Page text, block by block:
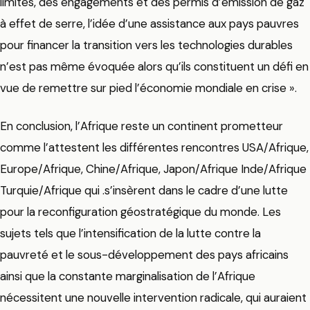
à effet de serre, l’idée d’une assistance aux pays pauvres
pour financer la transition vers les technologies durables
n’est pas même évoquée alors qu’ils constituent un défi en
vue de remettre sur pied l’économie mondiale en crise ».
En conclusion, l’Afrique reste un continent prometteur
comme l’attestent les différentes rencontres USA/Afrique,
Europe/Afrique, Chine/Afrique, Japon/Afrique Inde/Afrique
Turquie/Afrique qui .s’insèrent dans le cadre d’une lutte
pour la reconfiguration géostratégique du monde. Les
sujets tels que l’intensification de la lutte contre la
pauvreté et le sous-développement des pays africains
ainsi que la constante marginalisation de l’Afrique
nécessitent une nouvelle intervention radicale, qui auraient